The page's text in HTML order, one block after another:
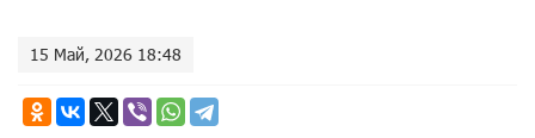
15 Май, 2026 18:48